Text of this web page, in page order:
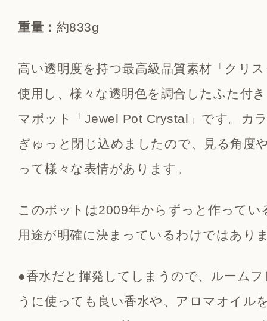
重量： 約833g
高い透明度を持つ最高級品質素材「クリ
使用し、様々な透明色を調合したふた付
マポット「Jewel Pot Crystal」です。カ
ぎゅっと閉じ込めましたので、見る角度
って様々な表情があります。
このポットは2009年からずっと作ってい
用途が明確に決まっているわけではあり
●香水だと揮発してしまうので、ルーム
うに使っても良い香水や、アロマオイル